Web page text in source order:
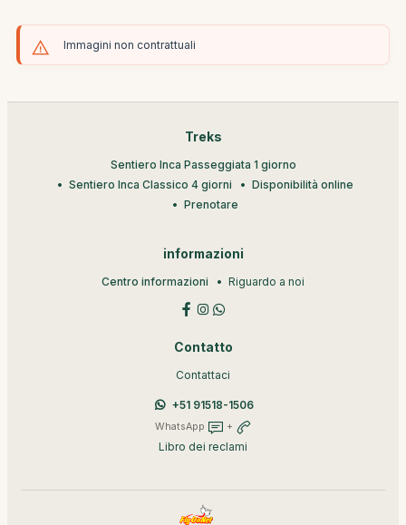
Immagini non contrattuali
Treks
Sentiero Inca Passeggiata 1 giorno
Sentiero Inca Classico 4 giorni
Disponibilità online
Prenotare
informazioni
Centro informazioni Riguardo a noi
Contatto
Contattaci
+51 91518-1506
WhatsApp +
Libro dei reclami